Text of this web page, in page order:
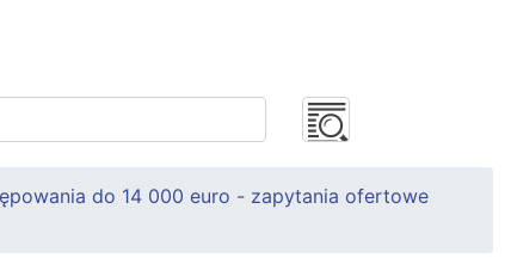
do 14 000 euro - zapytania ofertowe